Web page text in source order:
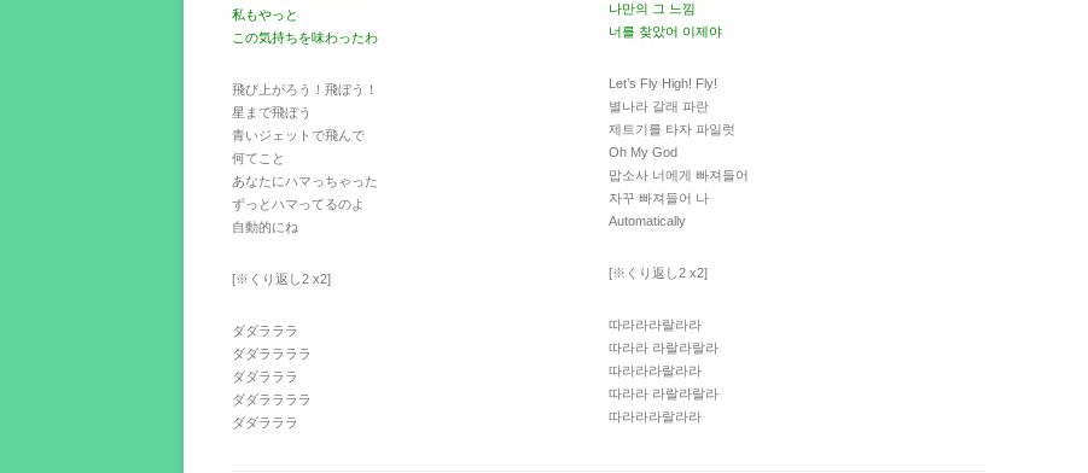
私もやっと
この気持ちを味わったわ
飛び上がろう！飛ぼう！
星まで飛ぼう
青いジェットで飛んで
何てこと
あなたにハマっちゃった
ずっとハマってるのよ
自動的にね
[※くり返し2 x2]
ダダラララ
ダダララララ
ダダラララ
ダダララララ
ダダラララ
나만의 그 느낌
너를 찾았어 이제야
Let’s Fly High! Fly!
별나라 갈래 파란
제트기를 타자 파일럿
Oh My God
맙소사 너에게 빠져들어
자꾸 빠져들어 나
Automatically
[※くり返し2 x2]
따라라라랄라라
따라라 라랄라랄라
따라라라랄라라
따라라 라랄라랄라
따라라라랄라라